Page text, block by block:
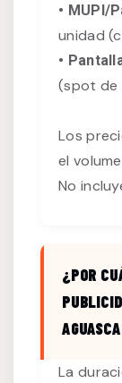
• MUPI/
unidad
•
(spot de
Los
el
No
¿POR
La